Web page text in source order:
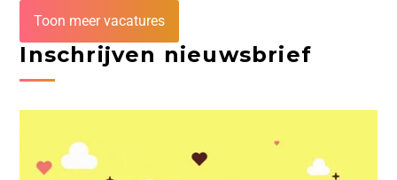
Toon meer vacatures
Inschrijven nieuwsbrief